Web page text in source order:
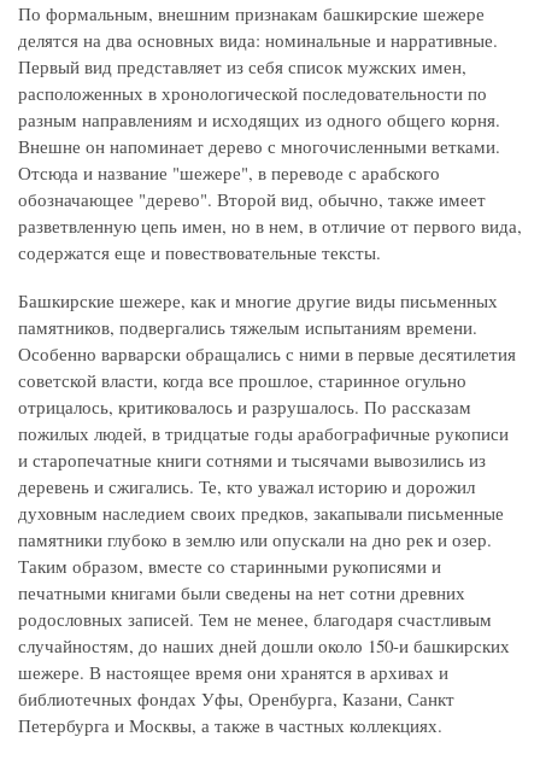
По формальным, внешним признакам башкирские шежере
делятся на два основных вида: номинальные и нарративные.
Первый вид представляет из себя список мужских имен,
расположенных в хронологической последовательности по
разным направлениям и исходящих из одного общего корня.
Внешне он напоминает дерево с многочисленными ветками.
Отсюда и название "шежере", в переводе с арабского
обозначающее "дерево". Второй вид, обычно, также имеет
разветвленную цепь имен, но в нем, в отличие от первого вида,
содержатся еще и повествовательные тексты.
Башкирские шежере, как и многие другие виды письменных
памятников, подвергались тяжелым испытаниям времени.
Особенно варварски обращались с ними в первые десятилетия
советской власти, когда все прошлое, старинное огульно
отрицалось, критиковалось и разрушалось. По рассказам
пожилых людей, в тридцатые годы арабографичные рукописи
и старопечатные книги сотнями и тысячами вывозились из
деревень и сжигались. Те, кто уважал историю и дорожил
духовным наследием своих предков, закапывали письменные
памятники глубоко в землю или опускали на дно рек и озер.
Таким образом, вместе со старинными рукописями и
печатными книгами были сведены на нет сотни древних
родословных записей. Тем не менее, благодаря счастливым
случайностям, до наших дней дошли около 150-и башкирских
шежере. В настоящее время они хранятся в архивах и
библиотечных фондах Уфы, Оренбурга, Казани, Санкт
Петербурга и Москвы, а также в частных коллекциях.